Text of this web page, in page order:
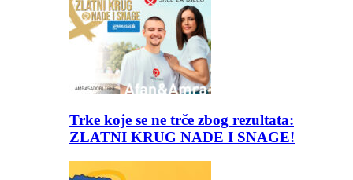
Trke koje se ne trče zbog rezultata:
ZLATNI KRUG NADE I SNAGE!